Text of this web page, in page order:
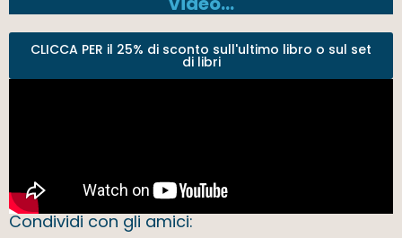
CLICCA PER il 25% di sconto sull'ultimo libro o sul set
di libri
Condividi con gli amici: